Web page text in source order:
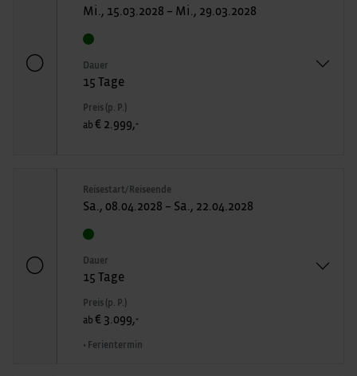
Mi., 15.03.2028 – Mi., 29.03.2028
Dauer
15 Tage
Preis (p. P.)
ab € 2.999,-
Reisestart/Reiseende
Sa., 08.04.2028 – Sa., 22.04.2028
Dauer
15 Tage
Preis (p. P.)
ab € 3.099,-
• Ferientermin